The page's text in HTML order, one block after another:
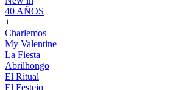
40 AÑOS
+
Charlemos
My Valentine
La Fiesta
Abrilhongo
El Ritual
El Festejo